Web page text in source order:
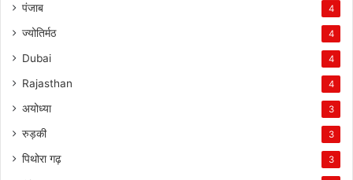
पंजाब 4
ज्योतिर्मठ 4
Dubai 4
Rajasthan 4
अयोध्या 3
रुड़की 3
पिथोरा गढ़ 3